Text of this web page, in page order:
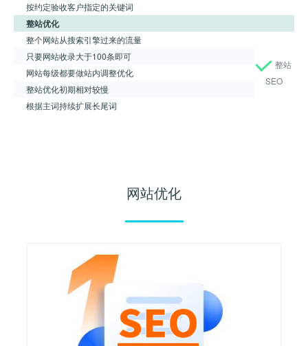
按约定验收客户指定的关键词
整站优化
整个网站从搜索引擎过来的流量
整站
SEO
只要网站收录大于100条即可
网站每级都要做站内调整优化
整站优化初期相对较慢
根据主词持续扩展长尾词
网站优化